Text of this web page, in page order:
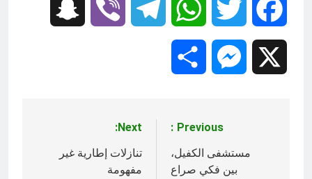
Facebook
Twitter
WhatsApp
Telegram
Viber
Messenger
المقالات
Previous:
مستشفى الكفيل،
بين فكي صراع
Next:
تنازلات إطارية غير
مفهومة